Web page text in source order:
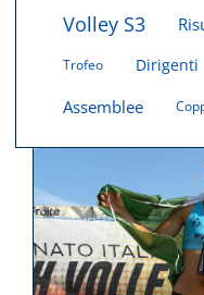
Volley S3
Trofeo Dirigenti
Assemblee